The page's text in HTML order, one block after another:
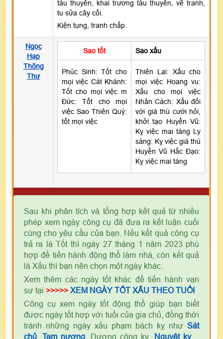
tàu thuyền, khai trương tàu thuyền, vẽ tranh,
tu sửa cây cối.
Kiện tụng, tranh chấp.
Ngọc
Hạp
Thông
Thư
Sao tốt Sao xấu
Phúc Sinh: Tốt cho
mọi việc Cát Khánh:
Tốt cho mọi việc m
Đức: Tốt cho mọi
việc Sao Thiên Quý:
tốt mọi việc
Thiên Lại: Xấu cho
mọi việc Hoang vu:
Xấu cho mọi việc
Nhân Cách: Xấu đối
với giá thú cưới hỏi,
khởi tạo Huyền Vũ:
Kỵ việc mai táng Ly
sàng: Kỵ việc giá thú
Huyền Vũ Hắc Đạo:
Kỵ việc mai táng
Sau khi phân tích và tổng hợp kết quả từ nhiều
phép xem ngày công cụ đã đưa ra kết luận cuối
cùng cho yêu cầu của bạn. Nếu kết quả công cụ
trả ra là Tốt thì ngày 27 tháng 1 năm 2023 phù
hợp để tiến hành động thổ làm nhà, còn kết quả
là Xấu thì bạn nên chọn một ngày khác.
Xem thêm các ngày tốt khác để tiến hành vạn
sự tại >>>>> XEM NGÀY TỐT XẤU THEO TUỔI
Công cụ xem ngày tốt động thổ giúp bạn biết
được ngày tốt hợp với tuổi của gia chủ, đồng thời
tránh những ngày xấu phạm bách kỵ như Sát
chủ
Tam nương , Dương công kỵ, Nguyệt kỵ,...